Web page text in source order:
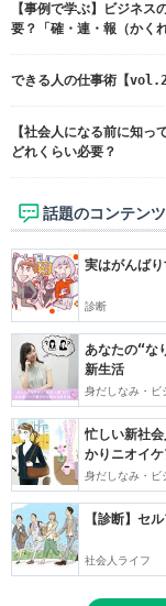
【事例で学ぶ】ビジネ
要？「確・連・報（かく
できる人の仕事術【
【社会人になる前に知っ
どれくらい必要？
話題のコンテンツ
実はがんば
診断
あなたの“な
新生活
身だしなみ・ビ
忙しい新社
かりニオイケ
身だしなみ・ビ
【診断】セ
社会人ライフ